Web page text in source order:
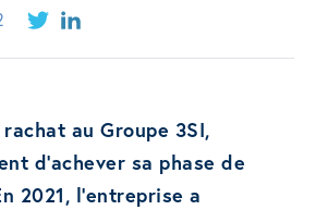
au Groupe 3SI,
d’achever sa phase de
2021, l’entreprise a